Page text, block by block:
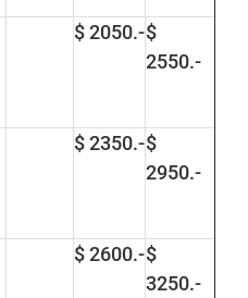
$ 2050.-$
2550.-
$ 2350.-$
2950.-
$ 2600.-$
3250.-